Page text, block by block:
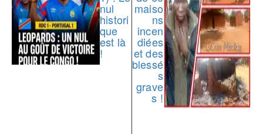
nul
histori
que
est là
!
maiso
ns
incen
diées
et des
blessé
s
grave
s !